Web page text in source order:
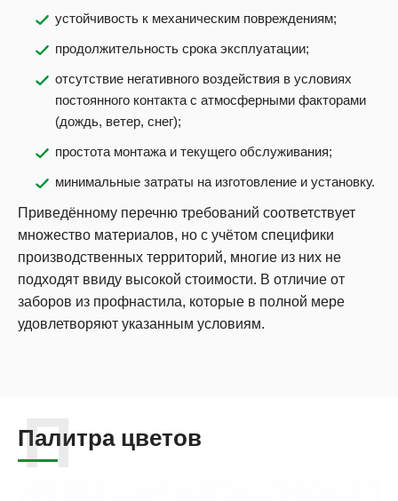
устойчивость к механическим повреждениям;
продолжительность срока эксплуатации;
отсутствие негативного воздействия в условиях
постоянного контакта с атмосферными факторами
(дождь, ветер, снег);
простота монтажа и текущего обслуживания;
минимальные затраты на изготовление и установку.
Приведённому перечню требований соответствует
множество материалов, но с учётом специфики
производственных территорий, многие из них не
подходят ввиду высокой стоимости. В отличие от
заборов из профнастила, которые в полной мере
удовлетворяют указанным условиям.
Палитра цветов